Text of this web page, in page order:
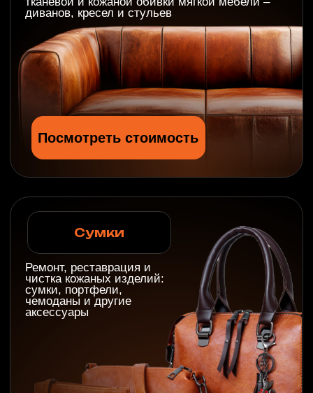
Отзывы
Огромное спасибо мастерам LeTech
за то, что вернули к идеальнейшему
состоянию одну из моих любимых
плачевном виде и уже побывала в
мастерской, где попытались